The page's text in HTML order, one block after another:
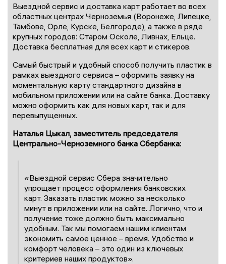
Выездной сервис и доставка карт работает во всех
областных центрах Черноземья (Воронеже, Липецке,
Тамбове, Орле, Курске, Белгороде), а также в ряде
крупных городов: Старом Осколе, Ливнах, Ельце.
Доставка бесплатная для всех карт и стикеров.
Самый быстрый и удобный способ получить пластик в
рамках выездного сервиса – оформить заявку на
моментальную карту стандартного дизайна в
мобильном приложении или на сайте банка. Доставку
можно оформить как для новых карт, так и для
перевыпущенных.
Наталья Цыкал, заместитель председателя
Центрально-Черноземного банка Сбербанка:
«Выездной сервис Сбера значительно
упрощает процесс оформления банковских
карт. Заказать пластик можно за несколько
минут в приложении или на сайте. Логично, что и
получение тоже должно быть максимально
удобным. Так мы помогаем нашим клиентам
экономить самое ценное – время. Удобство и
комфорт человека – это один из ключевых
критериев наших продуктов».